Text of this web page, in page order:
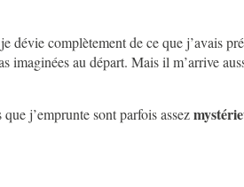
dévie complètement de ce que j’avais
imaginées au départ. Mais il m’arrive
j’emprunte sont parfois assez